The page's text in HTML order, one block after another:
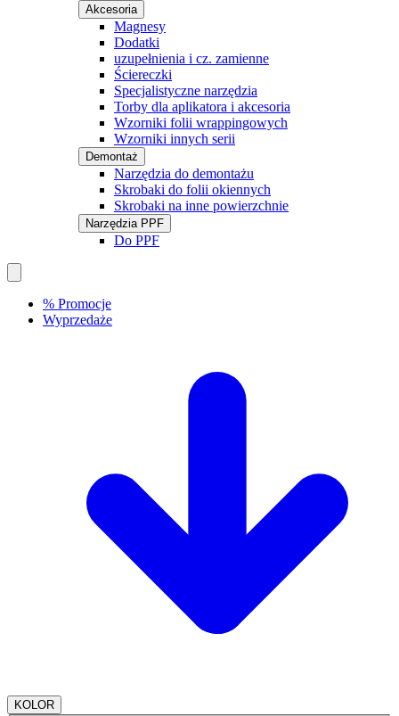
Akcesoria
Magnesy
Dodatki
uzupełnienia i cz. zamienne
Ściereczki
Specjalistyczne narzędzia
Torby dla aplikatora i akcesoria
Wzorniki folii wrappingowych
Wzorniki innych serii
Demontaż
Narzędzia do demontażu
Skrobaki do folii okiennych
Skrobaki na inne powierzchnie
Narzędzia PPF
Do PPF
% Promocje
Wyprzedaże
KOLOR